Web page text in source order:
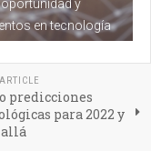
y
en tecnología
predicciones
para 2022 y